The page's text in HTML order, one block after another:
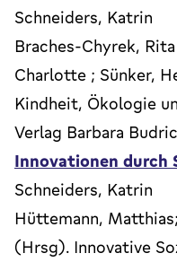
Schneiders, Katrin
Braches-Chyrek,
Charlotte ; Sünker,
Kindheit, Ökologie
Verlag Barbara
Innovationen durch
Schneiders, Katrin
Hüttemann,
(Hrsg). Innovative